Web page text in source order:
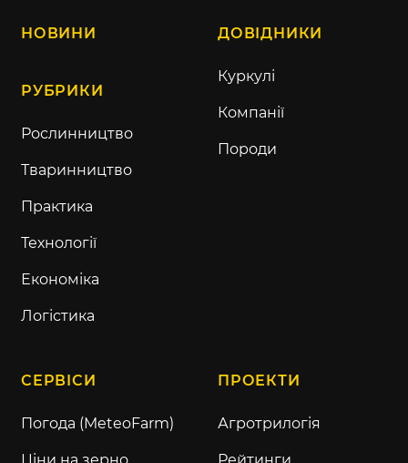
НОВИНИ
РУБРИКИ
Рослинництво
Тваринництво
Практика
Технології
Економіка
Логістика
ДОВІДНИКИ
Куркулі
Компанії
Породи
СЕРВІСИ
Погода (MeteoFarm)
ПРОЕКТИ
Агротрилогія